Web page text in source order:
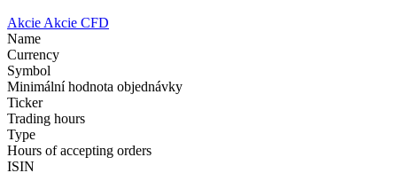
Akcie Akcie CFD
Name
Currency
Symbol
Minimální hodnota objednávky
Ticker
Trading hours
Type
Hours of accepting orders
ISIN